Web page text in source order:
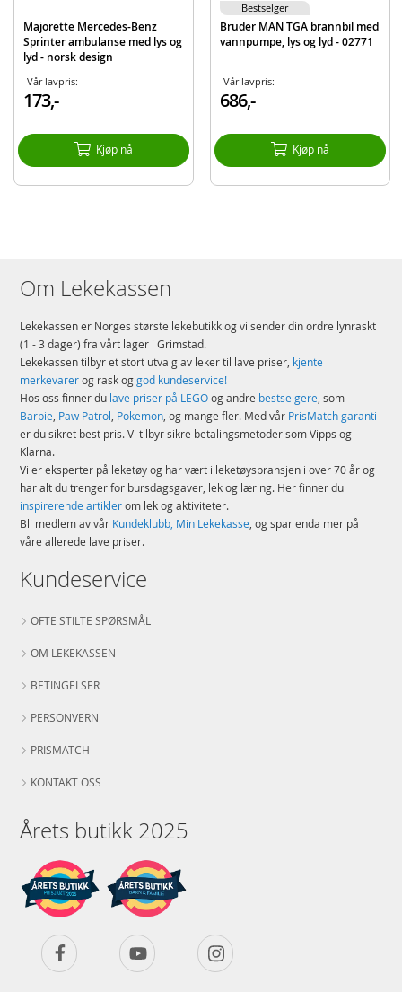
Majorette Mercedes-Benz
Sprinter ambulanse med lys og
lyd - norsk design
Vår lavpris:
173,-
Kjøp nå
Bruder MAN TGA brannbil med
vannpumpe, lys og lyd - 02771
Vår lavpris:
686,-
Kjøp nå
Bestselger
Om Lekekassen
Lekekassen er Norges største lekebutikk og vi sender din ordre lynraskt
(1 - 3 dager) fra vårt lager i Grimstad.
Lekekassen tilbyr et stort utvalg av leker til lave priser, kjente
merkevarerog rask oggod kundeservice!
Hos oss finner du lave priser på LEGOog andre bestselgere, som
Barbie, Paw Patrol, Pokemon, og mange fler. Med vår PrisMatch garanti
er du sikret best pris. Vi tilbyr sikre betalingsmetoder som Vipps og
Klarna.
Vi er eksperter på leketøy og har vært i leketøysbransjen i over 70 år og
har alt du trenger for bursdagsgaver, lek og læring. Her finner du
inspirerende artiklerom lek og aktiviteter.
Bli medlem av vår Kundeklubb, Min Lekekasse, og spar enda mer på
våre allerede lave priser.
Kundeservice
OFTE STILTE SPØRSMÅL
OM LEKEKASSEN
BETINGELSER
PERSONVERN
PRISMATCH
KONTAKT OSS
Årets butikk 2025